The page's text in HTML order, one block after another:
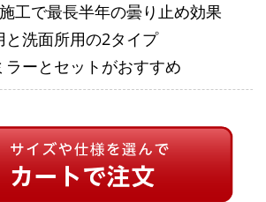
工で最長半年の曇り止め効果
と洗面所用の2タイプ
ラーとセットがおすすめ